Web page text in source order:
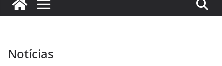
Notícias